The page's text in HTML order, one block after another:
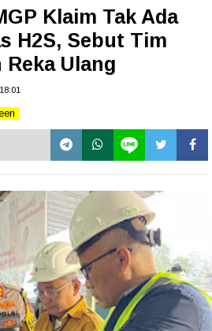
Klaim Tak Ada
H2S, Sebut Tim
Ulang